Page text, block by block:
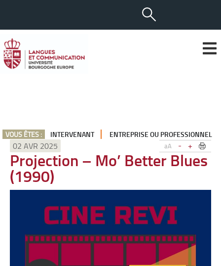
VOUS ÊTES : INTERVENANT ENTREPRISE OU PROFESSIONNEL
aA - +
02 AVR 2025
Projection – Mo’ Better Blues
(1990)